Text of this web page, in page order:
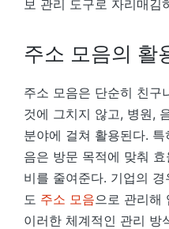
보 관리 도구로 자리매김
주소 모음의 활
주소 모음은 단순히 친구
것에 그치지 않고, 병원,
분야에 걸쳐 활용된다.
음은 방문 목적에 맞춰
비를 줄여준다. 기업의
도 주소 모음으로 관리해
이러한 체계적인 관리 방